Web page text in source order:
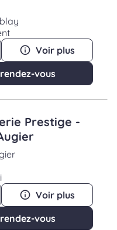
Voir plus
vous
Prestige -
Voir plus
vous